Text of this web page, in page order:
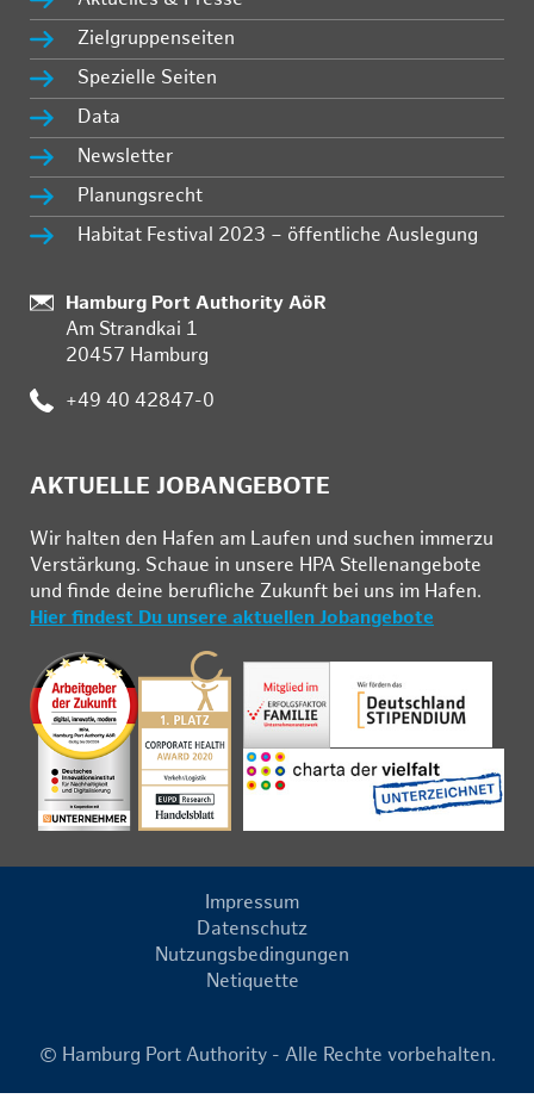
Zielgruppenseiten
Spezielle Seiten
Data
Newsletter
Planungsrecht
Habitat Festival 2023 – öffentliche Auslegung
Standort:
Hamburg Port Authority AöR
Am Strandkai 1
20457 Hamburg
Telefon:
+49 40 42847-0
AKTUELLE JOBANGEBOTE
Wir hal­ten den Ha­fen am Lau­fen und su­chen im­mer­zu
Ver­stär­kung. Schau­e in un­se­re HPA Stel­len­an­ge­bo­te
und fin­de deine be­ruf­li­che Zu­kunft bei uns im Ha­fen.
Hier findest Du unsere aktuellen Jobangebote
Impressum
Datenschutz
Nutzungsbedingungen
Netiquette
© Hamburg Port Authority - Alle Rechte vorbehalten.